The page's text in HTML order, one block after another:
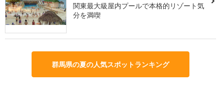
関東最大級屋内プールで本格的リゾート気
分を満喫
群馬県の夏の人気スポットランキング